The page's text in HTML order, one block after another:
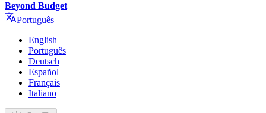
Beyond Budget
Português
English
Português
Deutsch
Español
Français
Italiano